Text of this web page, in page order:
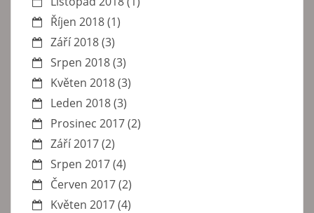
Říjen 2018(1)
Září 2018(3)
Srpen 2018(3)
Květen 2018(3)
Leden 2018(3)
Prosinec 2017(2)
Září 2017(2)
Srpen 2017(4)
Červen 2017(2)
Květen 2017(4)